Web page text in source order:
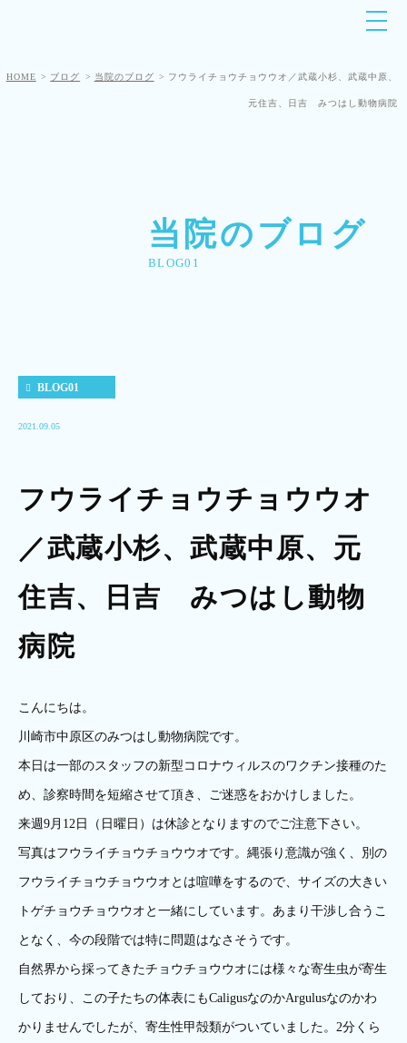
HOME ブログ 当院のブログ フウライチョウチョウウオ／武蔵小杉、武蔵中原、
元住吉、日吉 みつはし動物病院
当院のブログ
BLOG01
BLOG01
2021.09.05
フウライチョウチョウウオ
／武蔵小杉、武蔵中原、元
住吉、日吉 みつはし動物
病院
こんにちは。
川崎市中原区のみつはし動物病院です。
本日は一部のスタッフの新型コロナウィルスのワクチン接種のた
め、診察時間を短縮させて頂き、ご迷惑をおかけしました。
来週9月12日（日曜日）は休診となりますのでご注意下さい。
写真はフウライチョウチョウウオです。縄張り意識が強く、別の
フウライチョウチョウウオとは喧嘩をするので、サイズの大きい
トゲチョウチョウウオと一緒にしています。あまり干渉し合うこ
となく、今の段階では特に問題はなさそうです。
自然界から採ってきたチョウチョウウオには様々な寄生虫が寄生
しており、この子たちの体表にもCaligusなのかArgulusなのかわ
かりませんでしたが、寄生性甲殻類がついていました。2分くら